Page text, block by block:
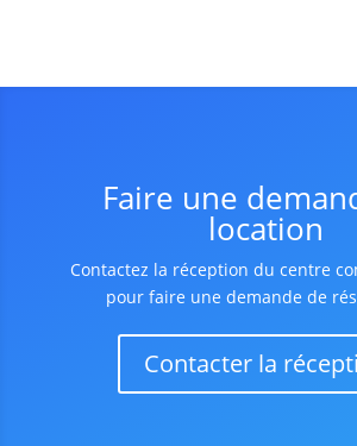
Faire une
location
Contactez la réception du centre
pour faire une demande de
Contacter la